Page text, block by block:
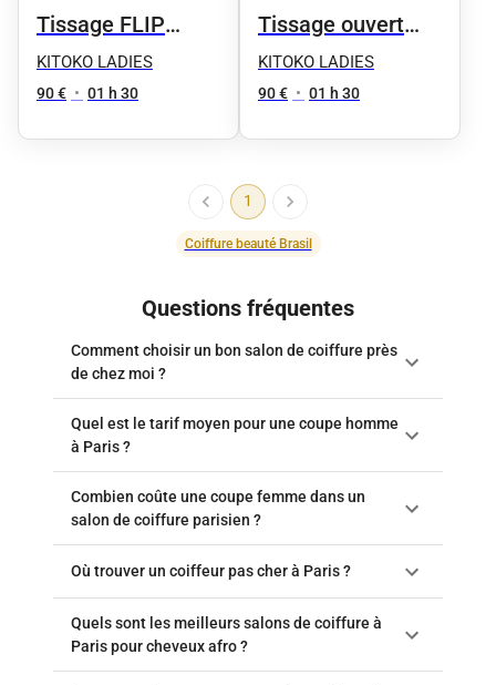
Tissage FLIP
OVER BURMESE
KITOKO LADIES
90 € • 01 h 30
Tissage ouvert
FLIP OVER
KITOKO LADIES
90 € • 01 h 30
1
Coiffure beauté Brasil
Questions fréquentes
Comment choisir un bon salon de coiffure près
de chez moi ?
Quel est le tarif moyen pour une coupe homme
à Paris ?
Combien coûte une coupe femme dans un
salon de coiffure parisien ?
Où trouver un coiffeur pas cher à Paris ?
Quels sont les meilleurs salons de coiffure à
Paris pour cheveux afro ?